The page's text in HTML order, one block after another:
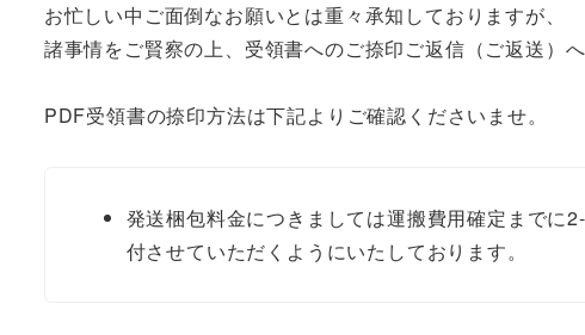
お忙しい中ご面倒なお願いとは重々承知しておりますが、
諸事情をご賢察の上、受領書へのご捺印ご返信（ご返送）
PDF受領書の捺印方法は下記よりご確認くださいませ。
発送梱包料金につきましては運搬費用確定までに
付させていただくようにいたしております。